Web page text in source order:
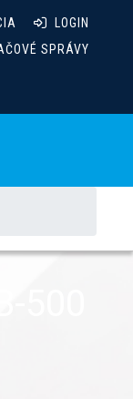
LOGIN
SPRÁVY